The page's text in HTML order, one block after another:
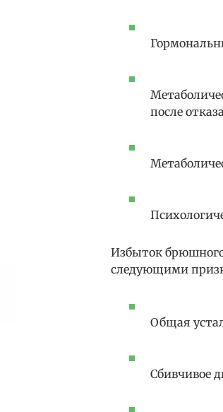
после
Избыток
следующими
Общая
Сбивчивое